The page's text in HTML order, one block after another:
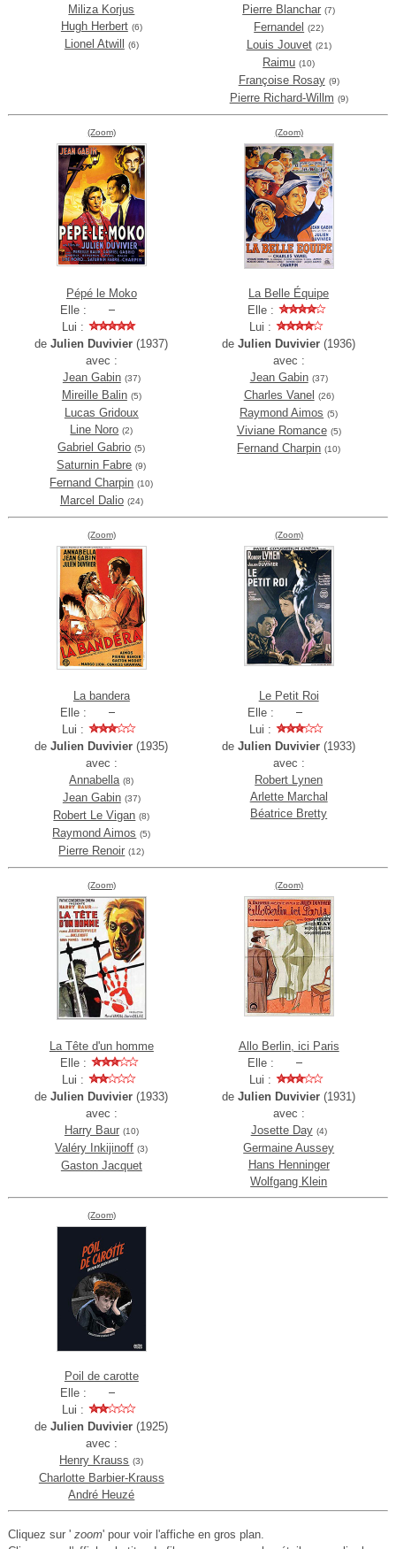
Miliza Korjus
Hugh Herbert (6)
Lionel Atwill (6)
Pierre Blanchar (7)
Fernandel (22)
Louis Jouvet (21)
Raimu (10)
Françoise Rosay (9)
Pierre Richard-Willm (9)
(Zoom)
Pépé le Moko
Elle :
Lui :
deJulien Duvivier (1937)
avec :
Jean Gabin (37)
Mireille Balin (5)
Lucas Gridoux
Line Noro (2)
Gabriel Gabrio (5)
Saturnin Fabre (9)
Fernand Charpin (10)
Marcel Dalio (24)
(Zoom)
La Belle Équipe
Elle :
Lui :
deJulien Duvivier (1936)
avec :
Jean Gabin (37)
Charles Vanel (26)
Raymond Aimos (5)
Viviane Romance (5)
Fernand Charpin (10)
(Zoom)
La bandera
Elle :
Lui :
deJulien Duvivier (1935)
avec :
Annabella (8)
Jean Gabin (37)
Robert Le Vigan (8)
Raymond Aimos (5)
Pierre Renoir (12)
(Zoom)
Le Petit Roi
Elle :
Lui :
deJulien Duvivier (1933)
avec :
Robert Lynen
Arlette Marchal
Béatrice Bretty
(Zoom)
La Tête d'un homme
Elle :
Lui :
deJulien Duvivier (1933)
avec :
Harry Baur (10)
Valéry Inkijinoff (3)
Gaston Jacquet
(Zoom)
Allo Berlin, ici Paris
Elle :
Lui :
deJulien Duvivier (1931)
avec :
Josette Day (4)
Germaine Aussey
Hans Henninger
Wolfgang Klein
(Zoom)
Poil de carotte
Elle :
Lui :
deJulien Duvivier (1925)
avec :
Henry Krauss (3)
Charlotte Barbier-Krauss
André Heuzé
Cliquez sur ' zoom' pour voir l'affiche en gros plan.